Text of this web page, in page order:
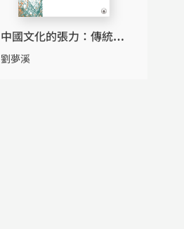
中國文化的張力：傳統解
故
劉夢溪